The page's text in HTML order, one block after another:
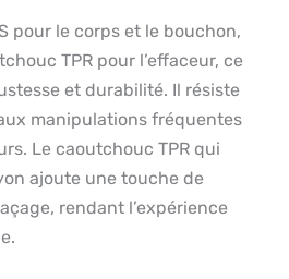
pour le corps et le bouchon,
TPR pour l’effaceur, ce
et durabilité. Il résiste
manipulations fréquentes
Le caoutchouc TPR qui
ajoute une touche de
rendant l’expérience